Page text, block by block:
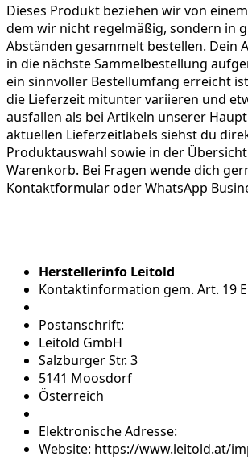
Dieses Produkt beziehen wir von
dem wir nicht regelmäßig, sondern in
Abständen gesammelt bestellen. Dein
in die nächste Sammelbestellung
ein sinnvoller Bestellumfang erreicht
die Lieferzeit mitunter variieren und
ausfallen als bei Artikeln unserer
aktuellen Lieferzeitlabels siehst du
Produktauswahl sowie in der
Warenkorb. Bei Fragen wende dich
Kontaktformular oder WhatsApp
Herstellerinfo Leitold
Kontaktinformation gem. Art. 19
Postanschrift:
Leitold GmbH
Salzburger Str. 3
5141 Moosdorf
Österreich
Elektronische Adresse:
Website: https://www.leitold.at/